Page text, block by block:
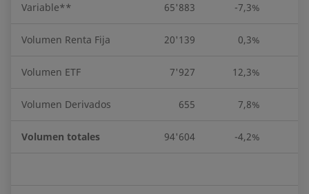
Variable**
65'883 -7,3%
Volumen Renta Fija 20'139 0,3%
Volumen ETF 7'927 12,3%
Volumen Derivados 655 7,8%
Volumen totales 94'604 -4,2%